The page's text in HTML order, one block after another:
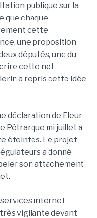
publique sur la
que chaque
cette
une proposition
députés, une du
cette net
a repris cette idée
déclaration de Fleur
Pétrarque mi juillet a
éteintes. Le projet
a donné
son attachement
services internet
vigilante devant